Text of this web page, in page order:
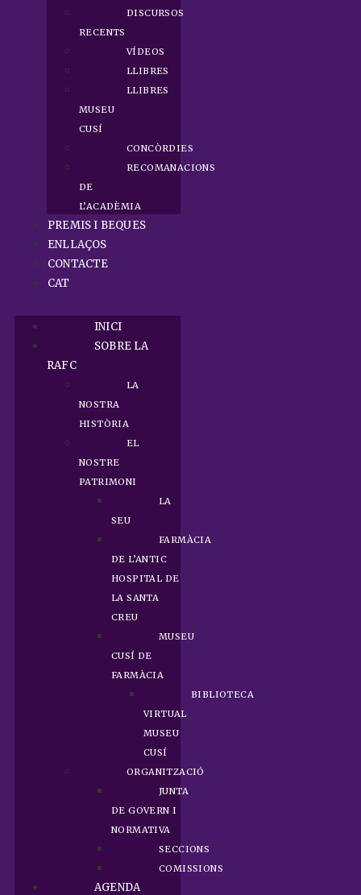
DISCURSOS
RECENTS
VÍDEOS
LLIBRES
LLIBRES
MUSEU
CUSÍ
CONCÒRDIES
RECOMANACIONS
DE
L’ACADÈMIA
PREMIS I BEQUES
ENLLAÇOS
CONTACTE
CAT
INICI
SOBRE LA
RAFC
LA
NOSTRA
HISTÒRIA
EL
NOSTRE
PATRIMONI
LA
SEU
FARMÀCIA
DE L’ANTIC
HOSPITAL DE
LA SANTA
CREU
MUSEU
CUSÍ DE
FARMÀCIA
BIBLIOTECA
VIRTUAL
MUSEU
CUSÍ
ORGANITZACIÓ
JUNTA
DE GOVERN I
NORMATIVA
SECCIONS
COMISSIONS
AGENDA